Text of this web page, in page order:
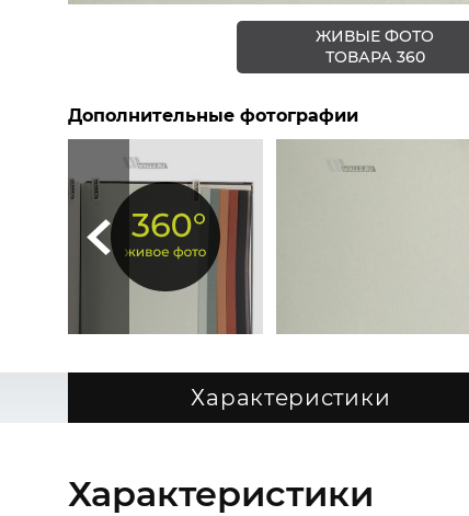
ЖИВЫЕ ФОТО
ТОВАРА 360
Дополнительные фотографии
Характеристики
Характеристики